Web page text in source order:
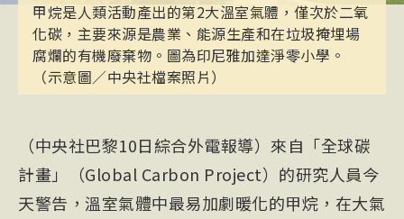
甲烷是人類活動產出的第2大溫室氣體，僅次於二氧
化碳，主要來源是農業、能源生產和在垃圾掩埋場
腐爛的有機廢棄物。圖為印尼雅加達淨零小學。
（示意圖／中央社檔案照片）
（中央社巴黎10日綜合外電報導）來自「全球碳
計畫」（Global Carbon Project）的研究人員今
天警告，溫室氣體中最易加劇暖化的甲烷，在大氣